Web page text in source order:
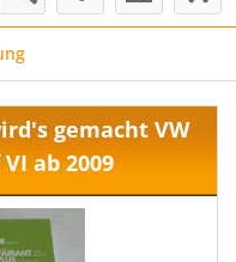
gemacht VW
ab 2009